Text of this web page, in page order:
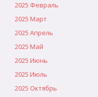
2025 Февраль
2025 Март
2025 Апрель
2025 Май
2025 Июнь
2025 Июль
2025 Октябрь